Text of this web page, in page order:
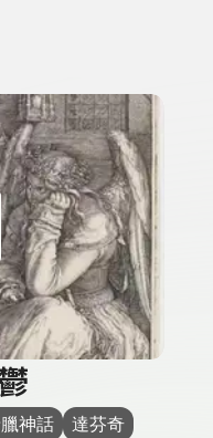
持人或關鍵字
神話
達芬奇